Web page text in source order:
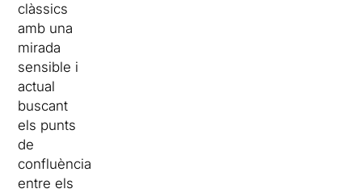
clàssics
amb una
mirada
sensible i
actual
buscant
els punts
de
confluència
entre els